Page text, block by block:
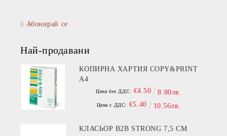
Абонирай се
Най-продавани
КОПИРНА ХАРТИЯ COPY&PRINT
A4
Цена без ДДС: €4.50 8.80лв.
Цена с ДДС: €5.40 10.56лв.
КЛАСЬОР B2B STRONG 7,5 СМ